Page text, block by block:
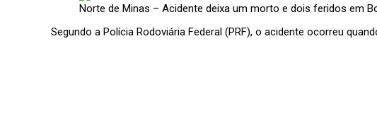
Norte de Minas – Acidente deixa um morto e dois feridos em
Segundo a Polícia Rodoviária Federal (PRF), o acidente ocorreu